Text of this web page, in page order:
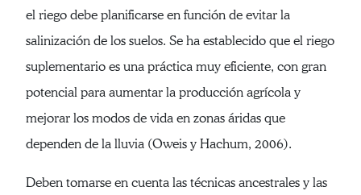
el riego debe planificarse en función de evitar la
salinización de los suelos. Se ha establecido que el riego
suplementario es una práctica muy eficiente, con gran
potencial para aumentar la producción agrícola y
mejorar los modos de vida en zonas áridas que
dependen de la lluvia (Oweis y Hachum, 2006).
Deben tomarse en cuenta las técnicas ancestrales y las